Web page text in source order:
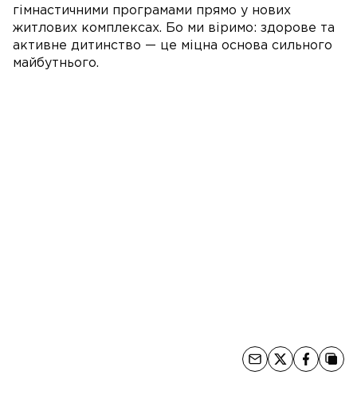
гімнастичними програмами прямо у нових
житлових комплексах. Бо ми віримо: здорове та
активне дитинство — це міцна основа сильного
майбутнього.